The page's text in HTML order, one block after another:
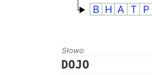
B H A T P
Słowo
DOJO